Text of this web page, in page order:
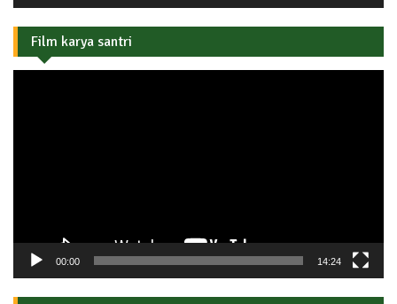
Film karya santri
00:00 14:24